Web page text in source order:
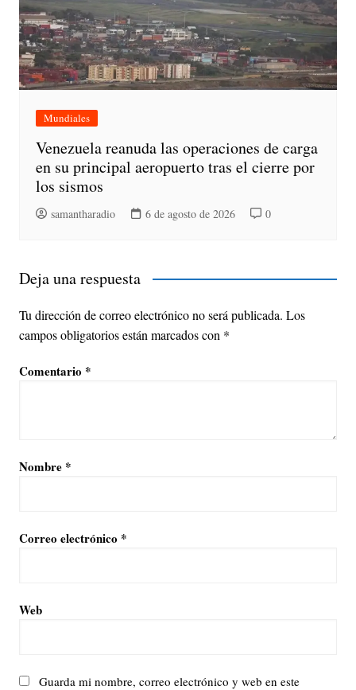
Mundiales
Venezuela reanuda las operaciones de carga
en su principal aeropuerto tras el cierre por
los sismos
samantharadio 6 de agosto de 2026 0
Deja una respuesta
Tu dirección de correo electrónico no será publicada. Los
campos obligatorios están marcados con *
Comentario *
Nombre *
Correo electrónico *
Web
Guarda mi nombre, correo electrónico y web en este